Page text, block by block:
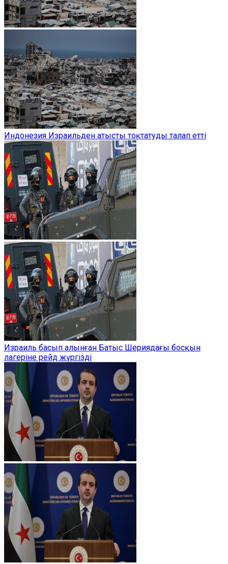
Индонезия Израильден атысты тоқтатуды талап етті
Израиль басып алынған Батыс Шериядағы босқын
лагеріне рейд жүргізді